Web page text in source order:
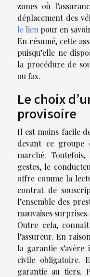
zones où
déplacement des
le lien pour en
En résumé, cette
puisqu’elle ne
la procédure de
ou fax.
Le choix
provisoire
Il est moins facile
devant ce groupe
marché.
gestes, le
offre comme la
contrat de
l’ensemble des
mauvaises surprises.
Outre cela,
l’assureur. En
la garantie
civile obligatoire.
garantie au tiers.